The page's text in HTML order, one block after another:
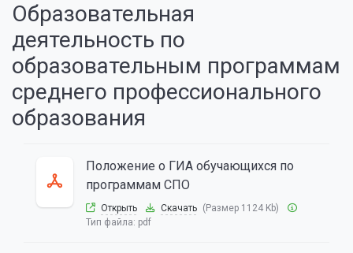
Образовательная
деятельность по
образовательным программам
среднего профессионального
образования
Положение о ГИА обучающихся по
программам СПО
Открыть Скачать (Размер 1124 Kb)
Тип файла: pdf